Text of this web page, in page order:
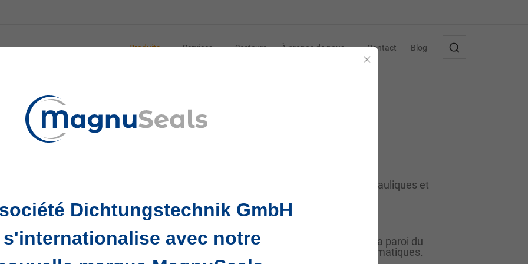
Produits Services Secteurs À propos de nous Contact Blog
les systèmes hydrauliques et pneumatiques
ou coupelles de piston, jouent un rôle essentiel dans les systèmes hydrauliques et
indispensables au bon fonctionnement des machines et équipements.
piston :
joints de piston empêchent les fluides ou les gaz de s’échapper entre le piston et la paroi du
optimale et évite les fuites dans les systèmes hydrauliques et pneumatiques.
Dichtungstechnik GmbH
s'internationalise avec notre